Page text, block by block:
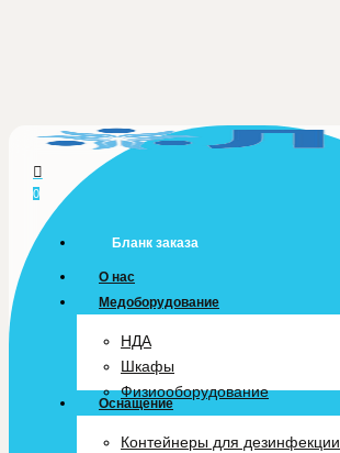
0
Menu
Бланк заказа
О нас
Медоборудование
НДА
Шкафы
Физиооборудование
Оснащение
Контейнеры для дезинфекции